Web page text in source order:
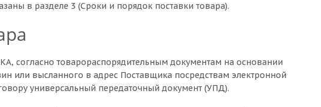
в разделе 3 (Сроки и порядок поставки товара).
согласно товарораспорядительным документам на основании
или высланного в адрес Поставщика посредствам электронной
универсальный передаточный документ (УПД).